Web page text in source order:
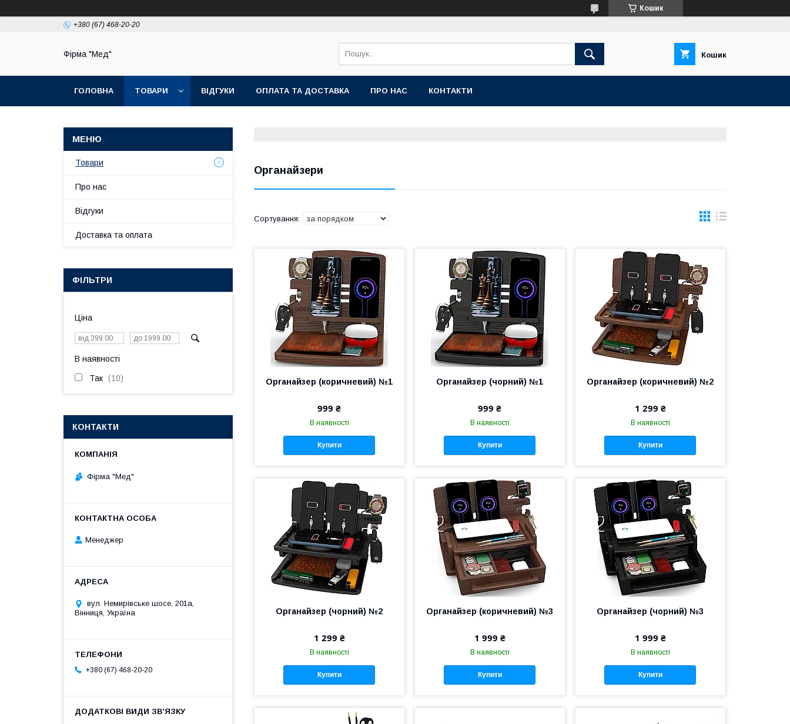
Кошик
+380 (67) 468-20-20
Фірма "Мед" Кошик
ГОЛОВНА ТОВАРИ ВІДГУКИ ОПЛАТА ТА ДОСТАВКА ПРО НАС КОНТАКТИ
Органайзери
Органайзер (коричневий) №1
999 ₴
В наявності
Купити
Органайзер (чорний) №1
999 ₴
В наявності
Купити
Органайзер (коричневий) №2
1 299 ₴
В наявності
Купити
Органайзер (чорний) №2
1 299 ₴
В наявності
Купити
Органайзер (коричневий) №3
1 999 ₴
В наявності
Купити
Органайзер (чорний) №3
1 999 ₴
В наявності
Купити
Товари
Про нас
Відгуки
Доставка та оплата
ФІЛЬТРИ
Ціна
В наявності
Так 10
КОНТАКТИ
Фірма "Мед"
Менеджер
вул. Немирівське шосе, 201а,
Вінниця, Україна
+380 (67) 468-20-20